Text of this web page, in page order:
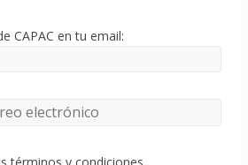
CAPAC en tu email:
términos y condiciones